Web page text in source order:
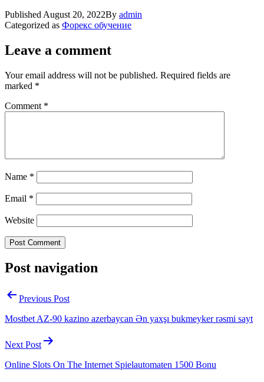
Published August 20, 2022By admin
Categorized as Форекс обучение
Leave a comment
Your email address will not be published. Required fields are
marked *
Comment *
Name *
Email *
Website
Post navigation
Previous Post
Mostbet AZ-90 kazino azerbaycan Ən yaxşı bukmeyker rəsmi sayt
Next Post
Online Slots On The Internet Spielautomaten 1500 Bonu